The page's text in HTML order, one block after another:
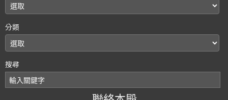
分類
搜尋